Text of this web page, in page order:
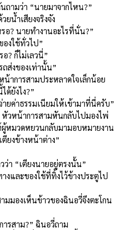
ามว่า “นายมาจากไหน?”
น้ำเสียงจริงจัง
อ? นายทำงานอะไรที่นั่น?”
องใช้ทั่วไป”
? ก็ไม่เลวนี่”
ส่งของเท่านั้น”
าการสามประหลาดใจเล็กน้อย
ด้ยังไง?”
ยค่าธรรมเนียมให้เข้ามาที่นี่ครับ”
หัวหน้าการสามหันกลับไปมองไพ่
ผู้หมวดหยวนกลับมามอบหมายงาน
ยงข้างหน้าต่าง”
า “เตียงนายอยู่ตรงนั้น”
งและของใช้ที่ทิ้งไว้ข้างประตูไป
มมองเห็นข้าวของฉินอวี่จึงตะโกน
ารสาม?” ฉินอวี่ถาม